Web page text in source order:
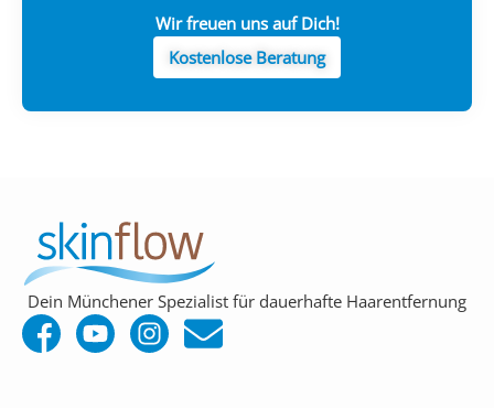
Wir freuen uns auf Dich!
Kostenlose Beratung
Dein Münchener Spezialist für dauerhafte Haarentfernung